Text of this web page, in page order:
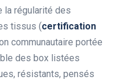
la régularité des
tissus (certification
communautaire portée
des box listées
résistants, pensés